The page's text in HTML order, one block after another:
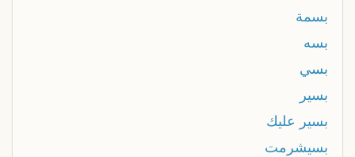
بسمة
بسه
بسي
بسير
بسير عليك
بسيشرمت